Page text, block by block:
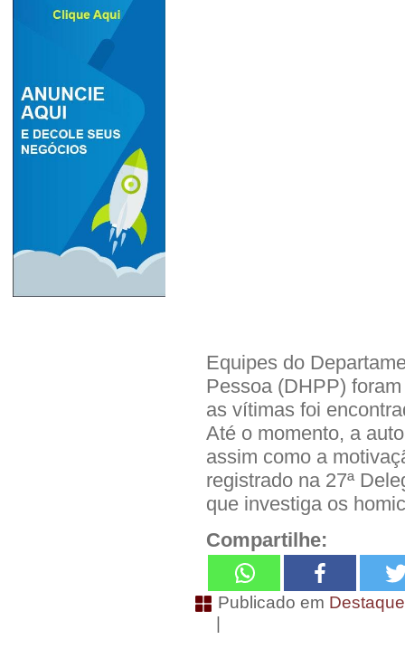
Equipes do
Pessoa (DHPP)
as vítimas foi
Até o momento, a
assim como a
registrado na 27ª
que investiga os
Compartilhe:
Publicado em
|